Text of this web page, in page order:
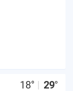
18° | 29°